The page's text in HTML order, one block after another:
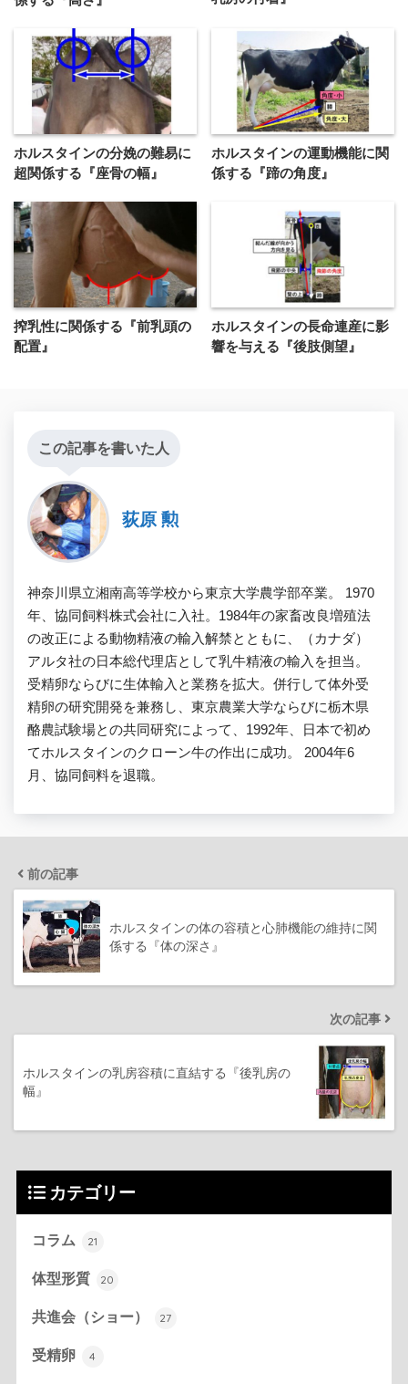
ホルスタインの分娩の難易に
超関係する『座骨の幅』
ホルスタインの運動機能に関
係する『蹄の角度』
搾乳性に関係する『前乳頭の
配置』
ホルスタインの長命連産に影
響を与える『後肢側望』
この記事を書いた人
荻原 勲
神奈川県立湘南高等学校から東京大学農学部卒業。 1970
年、協同飼料株式会社に入社。1984年の家畜改良増殖法
の改正による動物精液の輸入解禁とともに、（カナダ）
アルタ社の日本総代理店として乳牛精液の輸入を担当。
受精卵ならびに生体輸入と業務を拡大。併行して体外受
精卵の研究開発を兼務し、東京農業大学ならびに栃木県
酪農試験場との共同研究によって、1992年、日本で初め
てホルスタインのクローン牛の作出に成功。 2004年6
月、協同飼料を退職。
前の記事
ホルスタインの体の容積と心肺機能の維持に関
係する『体の深さ』
次の記事
ホルスタインの乳房容積に直結する『後乳房の
幅』
カテゴリー
コラム 21
体型形質 20
共進会（ショー） 27
受精卵 4